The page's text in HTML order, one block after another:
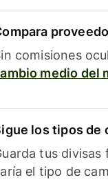
comisiones
medio del
los tipos de
tus
el tipo de